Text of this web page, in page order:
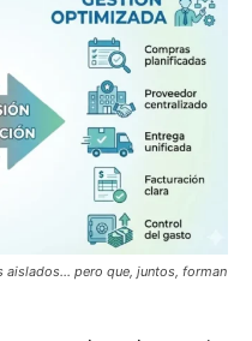
aislados… pero que, juntos, forman